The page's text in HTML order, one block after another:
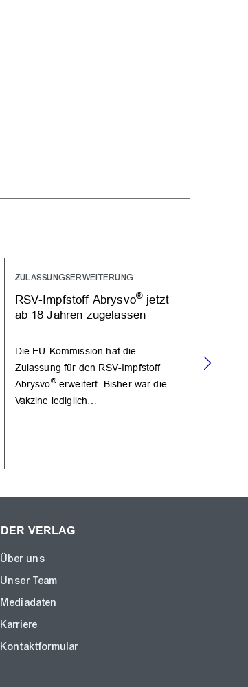
ZULASSUNGSERWEITERUNG
RSV-Impfstoff Abrysvo® jetzt
ab 18 Jahren zugelassen
Die EU-Kommission hat die
Zulassung für den RSV-Impfstoff
Abrysvo®erweitert. Bisher war die
Vakzine lediglich…
DER VERLAG
Über uns
Unser Team
Mediadaten
Karriere
Kontaktformular